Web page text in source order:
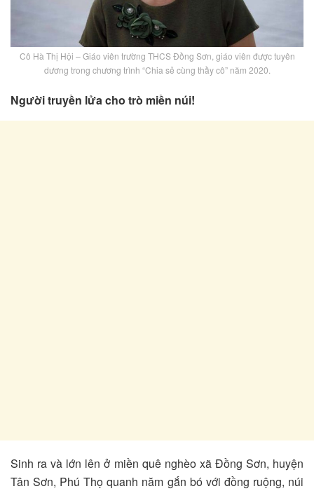
Cô Hà Thị Hội – Giáo viên trường THCS Đồng Sơn, giáo viên được tuyên
dương trong chương trình “Chia sẻ cùng thầy cô” năm 2020.
Người truyền lửa cho trò miền núi!
Sinh ra và lớn lên ở miền quê nghèo xã Đồng Sơn, huyện
Tân Sơn, Phú Thọ quanh năm gắn bó với đồng ruộng, núi